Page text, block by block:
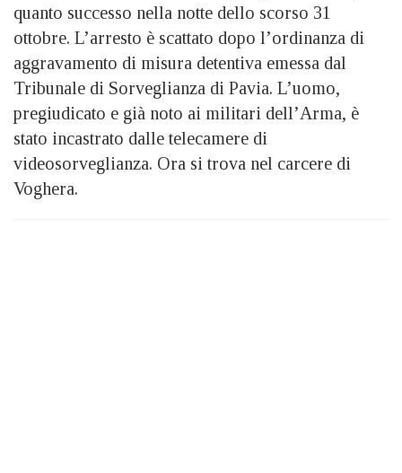
quanto successo nella notte dello scorso 31
ottobre. L’arresto è scattato dopo l’ordinanza di
aggravamento di misura detentiva emessa dal
Tribunale di Sorveglianza di Pavia. L’uomo,
pregiudicato e già noto ai militari dell’Arma, è
stato incastrato dalle telecamere di
videosorveglianza. Ora si trova nel carcere di
Voghera.